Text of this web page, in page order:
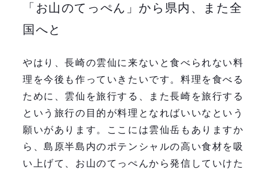
「お山のてっぺん」から県内、また全
国へと
やはり、長崎の雲仙に来ないと食べられない料
理を今後も作っていきたいです。料理を食べる
ために、雲仙を旅行する、また長崎を旅行する
という旅行の目的が料理となればいいなという
願いがあります。ここには雲仙岳もありますか
ら、島原半島内のポテンシャルの高い食材を吸
い上げて、お山のてっぺんから発信していけた